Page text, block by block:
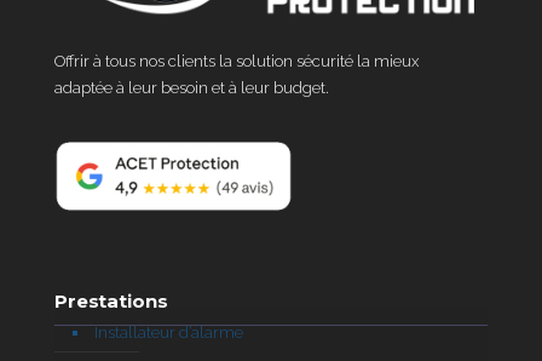
Offrir à tous nos clients la solution sécurité la mieux
adaptée à leur besoin et à leur budget.
Prestations
Installateur d’alarme